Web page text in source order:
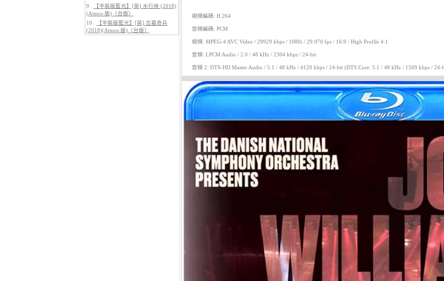
9 .
【平裝版藍光】[英] 水行俠 (2018)
(Atmos 版)〈台版〉
10 .
【平裝版藍光】[英] 古墓奇兵
(2018)(Atmos 版)〈台版〉
視頻編碼: H.264
音頻編碼: PCM
視頻: MPEG-4 AVC Video / 29929 kbps / 1080i / 29.970 fps / 16:9 / High Profile 4.1
音頻: LPCM Audio / 2.0 / 48 kHz / 2304 kbps / 24-bit
音頻 2: DTS-HD Master Audio / 5.1 / 48 kHz / 4120 kbps / 24-bit (DTS Core: 5.1 / 48 kHz / 1509 kbps / 24-